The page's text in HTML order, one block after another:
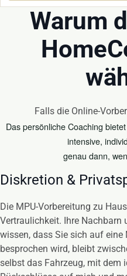
Warum
Falls die Online-
Das persönliche Coaching
intensive,
genau dann,
Diskretion &
Die MPU-Vorbereitung zu
Vertraulichkeit. Ihre Nachbarn
wissen, dass Sie sich auf eine
besprochen wird, bleibt
selbst das Fahrzeug, mit dem